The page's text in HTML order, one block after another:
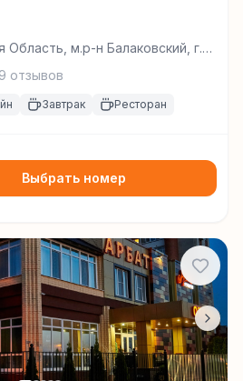
Область, м.р-н Балаковский, г.п.
ул Заречная, з/у 1/9,
9 отзывов
Завтрак Ресторан
Выбрать номер